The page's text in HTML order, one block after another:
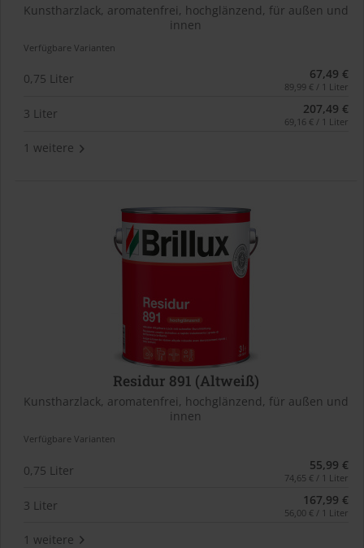
Kunstharzlack, aromatenfrei, hochglänzend, für außen und
innen
Verfügbare Varianten
0,75 Liter 67,49 €
89,99 € / 1 Liter
3 Liter 207,49 €
69,16 € / 1 Liter
1 weitere
Residur 891 (Altweiß)
Kunstharzlack, aromatenfrei, hochglänzend, für außen und
innen
Verfügbare Varianten
0,75 Liter 55,99 €
74,65 € / 1 Liter
3 Liter 167,99 €
56,00 € / 1 Liter
1 weitere